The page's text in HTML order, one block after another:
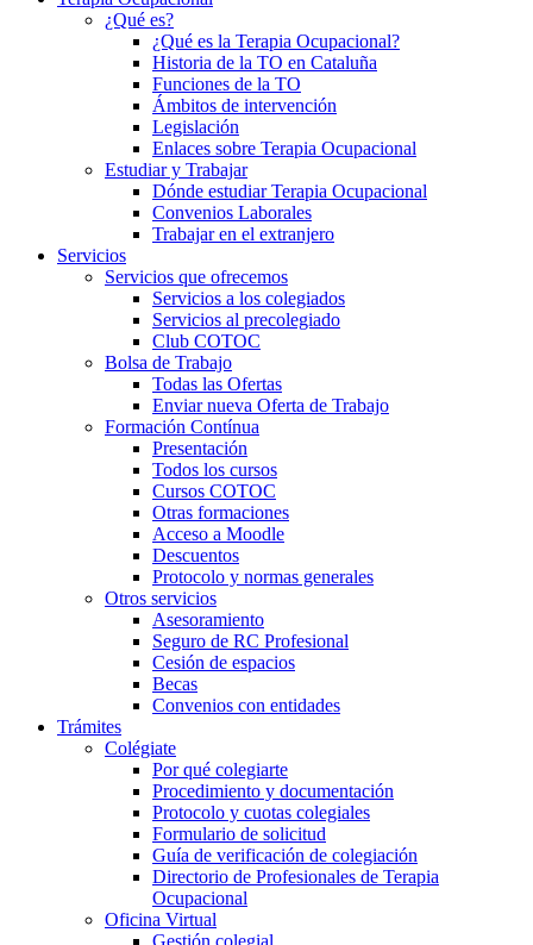
¿Qué es?
¿Qué es la Terapia Ocupacional?
Historia de la TO en Cataluña
Funciones de la TO
Ámbitos de intervención
Legislación
Enlaces sobre Terapia Ocupacional
Estudiar y Trabajar
Dónde estudiar Terapia Ocupacional
Convenios Laborales
Trabajar en el extranjero
Servicios
Servicios que ofrecemos
Servicios a los colegiados
Servicios al precolegiado
Club COTOC
Bolsa de Trabajo
Todas las Ofertas
Enviar nueva Oferta de Trabajo
Formación Contínua
Presentación
Todos los cursos
Cursos COTOC
Otras formaciones
Acceso a Moodle
Descuentos
Protocolo y normas generales
Otros servicios
Asesoramiento
Seguro de RC Profesional
Cesión de espacios
Becas
Convenios con entidades
Trámites
Colégiate
Por qué colegiarte
Procedimiento y documentación
Protocolo y cuotas colegiales
Formulario de solicitud
Guía de verificación de colegiación
Directorio de Profesionales de Terapia
Ocupacional
Oficina Virtual
Gestión colegial